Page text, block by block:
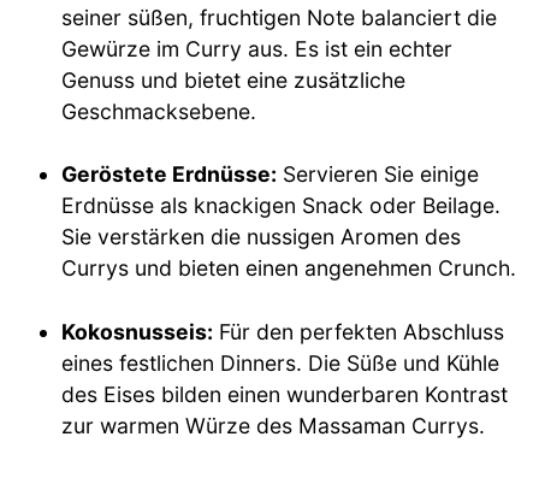
seiner süßen, fruchtigen Note balanciert die
Gewürze im Curry aus. Es ist ein echter
Genuss und bietet eine zusätzliche
Geschmacksebene.
Geröstete Erdnüsse: Servieren Sie einige
Erdnüsse als knackigen Snack oder Beilage.
Sie verstärken die nussigen Aromen des
Currys und bieten einen angenehmen Crunch.
Kokosnusseis: Für den perfekten Abschluss
eines festlichen Dinners. Die Süße und Kühle
des Eises bilden einen wunderbaren Kontrast
zur warmen Würze des Massaman Currys.